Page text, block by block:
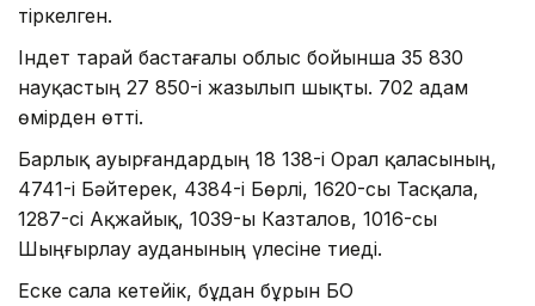
тіркелген.
Індет тарай бастағалы облыс бойынша 35 830
науқастың 27 850-і жазылып шықты. 702 адам
өмірден өтті.
Барлық ауырғандардың 18 138-і Орал қаласының,
4741-і Бәйтерек, 4384-і Бөрлі, 1620-сы Тасқала,
1287-сі Ақжайық, 1039-ы Казталов, 1016-сы
Шыңғырлау ауданының үлесіне тиеді.
Еске сала кетейік, бұдан бұрын БҚО